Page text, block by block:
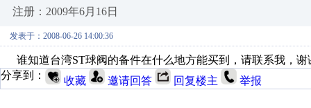
注册：2009年6月16日
发表于：2008-06-26 14:00:36
谁知道台湾ST球阀的备件在什么地方能买到，请联系我，谢
分享到：
收藏 邀请回答 回复楼主 举报